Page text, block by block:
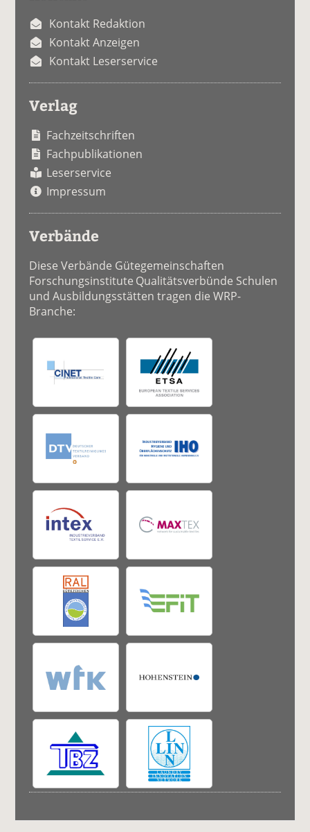
Kontakt Redaktion
Kontakt Anzeigen
Kontakt Leserservice
Verlag
Fachzeitschriften
Fachpublikationen
Leserservice
Impressum
Verbände
Diese Verbände Gütegemeinschaften
Forschungsinstitute Qualitätsverbünde Schulen
und Ausbildungsstätten tragen die WRP-
Branche: